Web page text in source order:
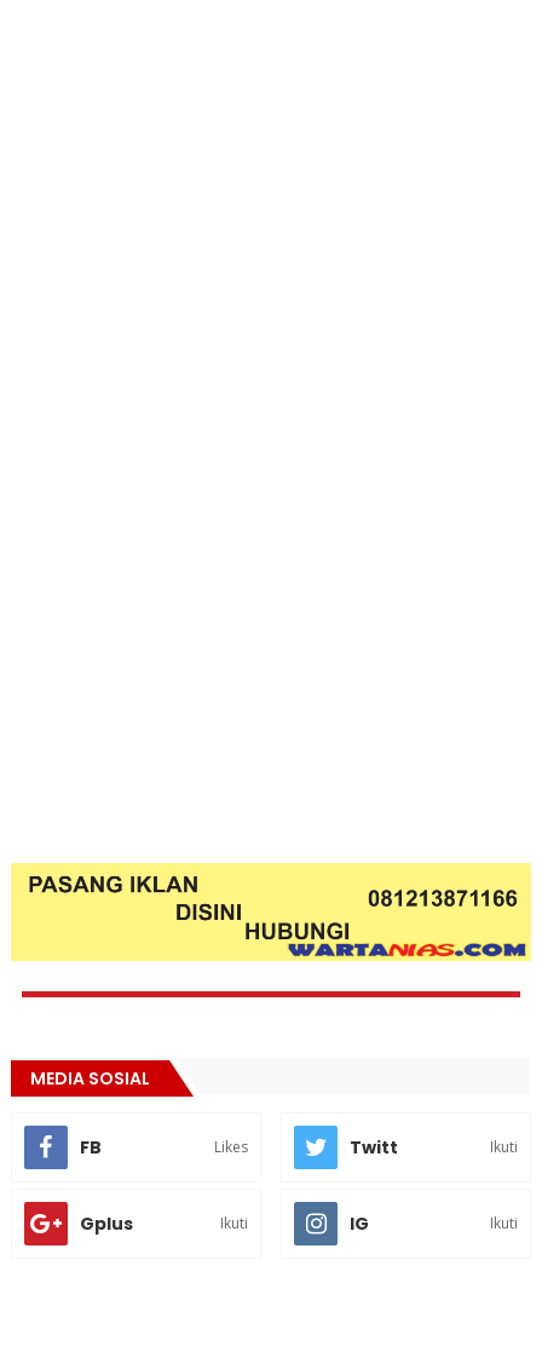
MEDIA SOSIAL
FB Likes Twitt Ikuti
Gplus Ikuti IG Ikuti